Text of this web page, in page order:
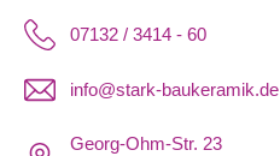
07132 / 3414 - 60
info@stark-baukeramik.de
Georg-Ohm-Str. 23